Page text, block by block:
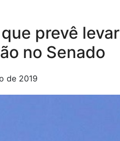
prevê
no Senado
de 2019